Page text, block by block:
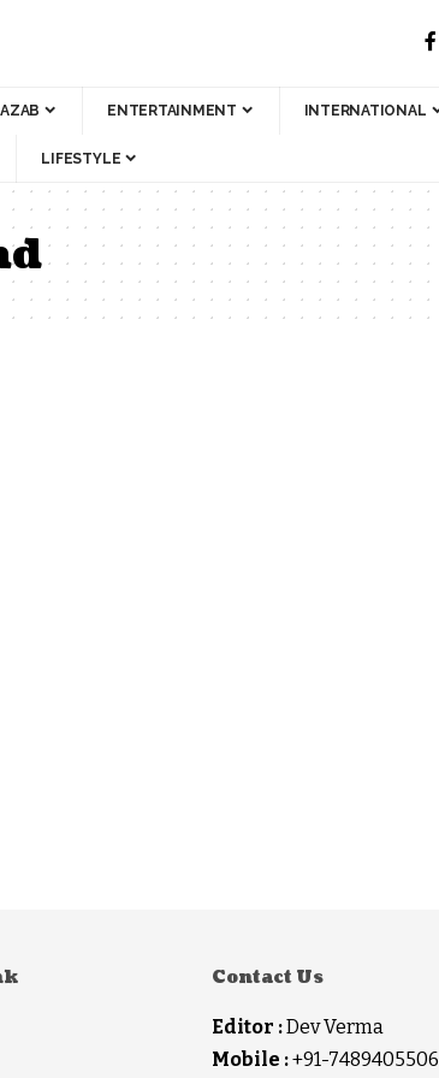
ENTERTAINMENT INTERNATIONAL
LIFESTYLE
Contact Us
Editor :Dev Verma
Mobile :+91-7489405506